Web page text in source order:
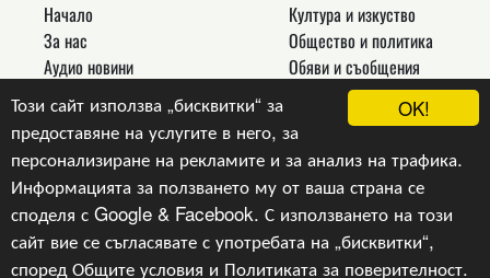
OK!
Този сайт използва „бисквитки“ за
предоставяне на услугите в него, за
персонализиране на рекламите и за анализ на трафика.
Информацията за ползването му от ваша страна се
споделя с Google & Facebook. С използването на този
сайт вие се съгласявате с употребата на „бисквитки“,
споредОбщите условия и Политиката за поверителност.
Начало
За нас
Аудио новини
Реклама
Връзки
Контакти
Култура и изкуство
Общество и политика
Обяви и съобщения
Новини
Други
Copyright © 2024, v.1.0,Радио Русе, Уеб Дизайн и
програмиране :Гейт.БГ ЕООД